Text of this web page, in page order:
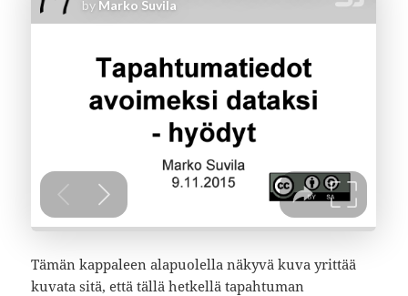
Tämän kappaleen alapuolella näkyvä kuva yrittää
kuvata sitä, että tällä hetkellä tapahtuman